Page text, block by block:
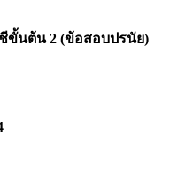
ขั้นต้น 2 (ข้อสอบปรนัย)